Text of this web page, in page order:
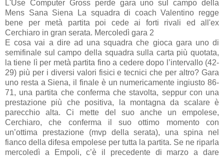
L'Use Computer Gross perde gara uno sul campo della
Mens Sana Siena La squadra di coach Valentino regge
bene per metà partita poi cede ai forti rivali ed all'ex
Cerchiaro in gran serata. Mercoledì gara 2
E cosa vai a dire ad una squadra che gioca gara uno di
semifinale sul campo della squadra sulla carta più quotata,
la tiene lì per metà partita fino a cedere dopo l’intervallo (42-
29) più per i diversi valori fisici e tecnici che per altro? Gara
uno resta a Siena, il finale è un numericamente ingiusto 86-
71, una partita che conferma che stavolta, seppur con una
prestazione più che positiva, la montagna da scalare è
parecchio alta. Ci mette del suo anche un empolese,
Cerchiaro, che conferma il suo ottimo momento con
un’ottima prestazione (mvp della serata), una spina nel
fianco della difesa empolese per tutta la partita. Se ne riparla
mercoledì a Empoli, c’è il precedente di marzo a dare